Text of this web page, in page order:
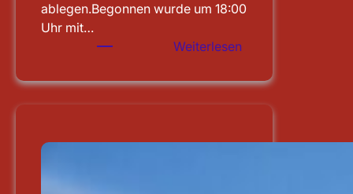
ablegen.Begonnen wurde um 18:00
Uhr mit…
Weiterlesen
abgelegt